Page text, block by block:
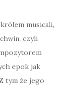
musicali,
czyli
epok jak
tym że jego